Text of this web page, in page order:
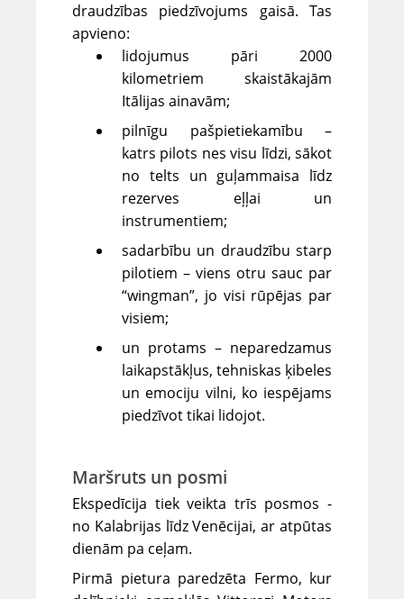
draudzības piedzīvojums gaisā. Tas
apvieno:
lidojumus pāri 2000
kilometriem skaistākajām
Itālijas ainavām;
pilnīgu pašpietiekamību –
katrs pilots nes visu līdzi, sākot
no telts un guļammaisa līdz
rezerves eļļai un
instrumentiem;
sadarbību un draudzību starp
pilotiem – viens otru sauc par
“wingman”, jo visi rūpējas par
visiem;
un protams – neparedzamus
laikapstākļus, tehniskas ķibeles
un emociju vilni, ko iespējams
piedzīvot tikai lidojot.
Maršruts un posmi
Ekspedīcija tiek veikta trīs posmos -
no Kalabrijas līdz Venēcijai, ar atpūtas
dienām pa ceļam.
Pirmā pietura paredzēta Fermo, kur